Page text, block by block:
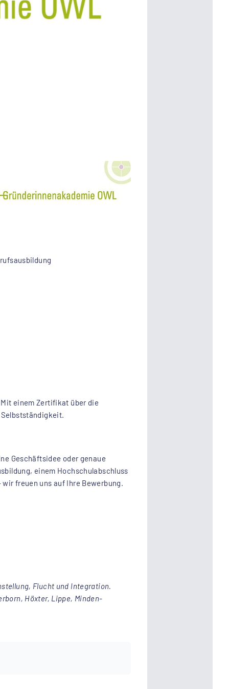
einem Zertifikat über die
Geschäftsidee oder genaue
einem Hochschulabschluss
freuen uns auf Ihre Bewerbung.
Flucht und Integration.
Höxter, Lippe, Minden-